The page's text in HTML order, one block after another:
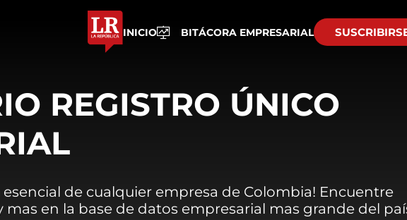
INICIO BITÁCORA EMPRESARIAL
REGISTRO ÚNICO
esencial de cualquier empresa de Colombia! Encuentre
mas en la base de datos empresarial mas grande del